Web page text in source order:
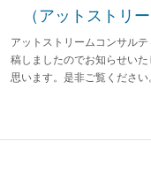
（アットストリ
アットストリームコンサル
稿しましたのでお知らせい
思います。是非ご覧ください